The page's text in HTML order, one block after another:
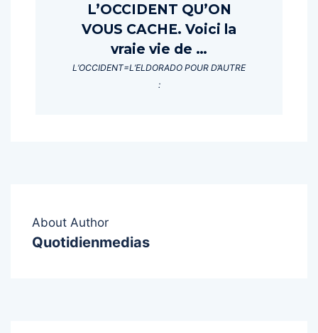
L’OCCIDENT QU’ON
VOUS CACHE. Voici la
vraie vie de …
L’OCCIDENT=L’ELDORADO POUR D’AUTRE
:
About Author
Quotidienmedias